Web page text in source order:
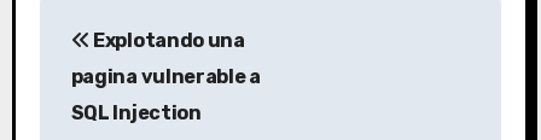
Explotando una
pagina vulnerable a
SQL Injection